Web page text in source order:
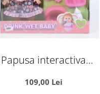
Papusa interactiva
limba romana, baie si
109,00 Lei